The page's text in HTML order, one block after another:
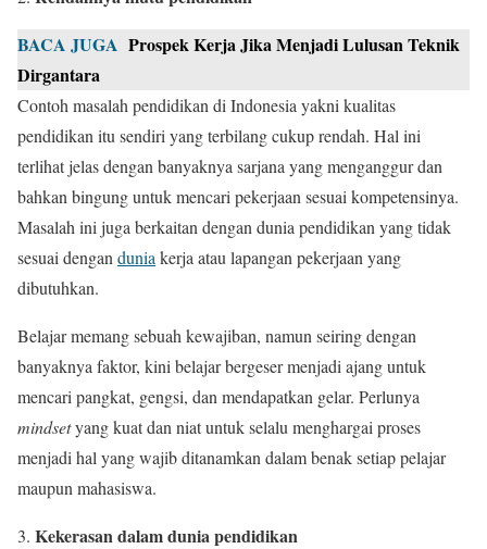
BACA JUGA Prospek Kerja Jika Menjadi Lulusan Teknik
Dirgantara
Contoh masalah pendidikan di Indonesia yakni kualitas
pendidikan itu sendiri yang terbilang cukup rendah. Hal ini
terlihat jelas dengan banyaknya sarjana yang menganggur dan
bahkan bingung untuk mencari pekerjaan sesuai kompetensinya.
Masalah ini juga berkaitan dengan dunia pendidikan yang tidak
sesuai dengan dunia kerja atau lapangan pekerjaan yang
dibutuhkan.
Belajar memang sebuah kewajiban, namun seiring dengan
banyaknya faktor, kini belajar bergeser menjadi ajang untuk
mencari pangkat, gengsi, dan mendapatkan gelar. Perlunya
mindsetyang kuat dan niat untuk selalu menghargai proses
menjadi hal yang wajib ditanamkan dalam benak setiap pelajar
maupun mahasiswa.
Kekerasan dalam dunia pendidikan